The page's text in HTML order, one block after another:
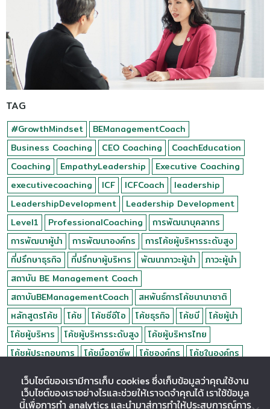
Visitors : 1639875
TAG
#GrowthMindset
BEManagementCoach
Business Coaching
CEO Coaching
CoachEducation
Coaching
EmpathyLeadership
Executive Coaching
executivecoaching
ICF ICFCoach
leadership
LeadershipDevelopment
Leadership Development
Level1
ProfessionalCoaching
การพัฒนาบุคลากร
การพัฒนาผู้นำ
การพัฒนาองค์กร
การโค้ชผู้บริหารระดับสูง
ที่ปรึกษาธุรกิจ
ที่ปรึกษาผู้บริหาร พัฒนาภาวะผู้นำ
ภาวะผู้นำ
สถาบัน BE Management Coach
สถาบันBEManagementCoach
สหพันธ์การโค้ชนานาชาติ
หลักสูตรโค้ช
โค้ช โค้ชซีอีโอ โค้ชธุรกิจ โค้ชบี
โค้ชผู้นำ
โค้ชผู้บริหาร
โค้ชผู้บริหารระดับสูง
โค้ชผู้บริหารไทย
โค้ชผู้ประกอบการ
โค้ชมืออาชีพ โค้ชองค์กร โค้ชในองค์กร
เว็บไซต์ของเรามีการเก็บ cookies ซึ่งเก็บข้อมูลว่าคุณใช้งาน
เว็บไซต์ของเราอย่างไรและช่วยให้เราจดจำคุณได้ เราใช้ข้อมูล
นี้เพื่อการทำ analytics และนำมาสู่การทำให้ประสบการณ์การ